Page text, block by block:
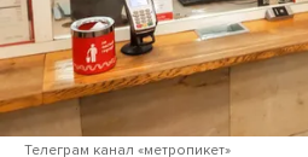
Телеграм канал «метропикет»